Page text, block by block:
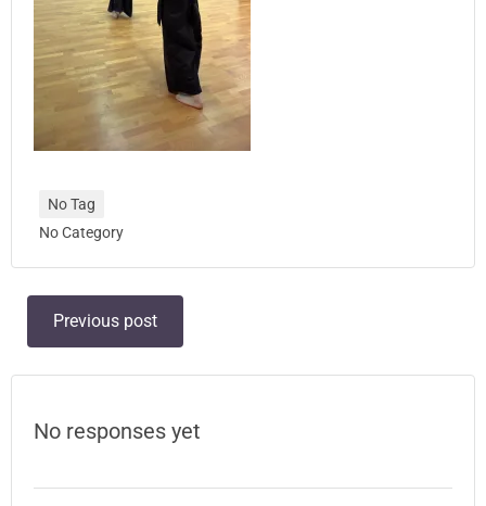
No Tag
No Category
Post
navigation
Previous post
No responses yet